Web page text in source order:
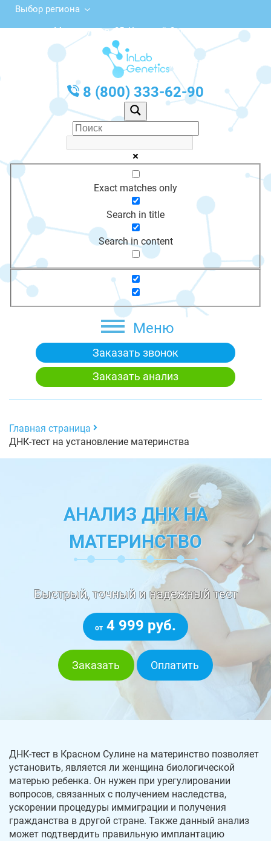
Выбор региона
ул. Металлургов, 25, Красный Сулин
с 10:00 до 20:00
График работы: Пн-Пт с 10:00 до 20:00
8 (800) 333-62-90
Exact matches only
Search in title
Search in content
Меню
Заказать звонок
Заказать анализ
Главная страница
ДНК-тест на установление материнства
АНАЛИЗ ДНК НА
МАТЕРИНСТВО
Быстрый, точный и надежный тест
от 4 999 руб.
Заказать Оплатить
ДНК-тест в Красном Сулине на материнство позволяет
установить, является ли женщина биологической
матерью ребенка. Он нужен при урегулировании
вопросов, связанных с получением наследства,
ускорении процедуры иммиграции и получения
гражданства в другой стране. Также данный анализ
может подтвердить правильную имплантацию